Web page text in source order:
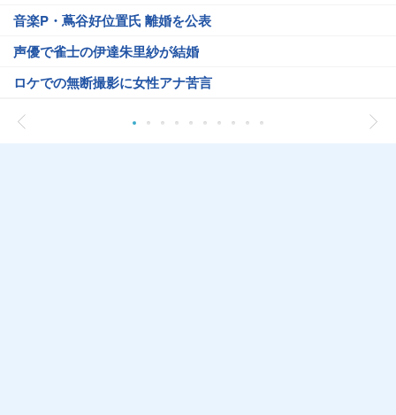
音楽P・蔦谷好位置氏 離婚を公表
声優で雀士の伊達朱里紗が結婚
ロケでの無断撮影に女性アナ苦言